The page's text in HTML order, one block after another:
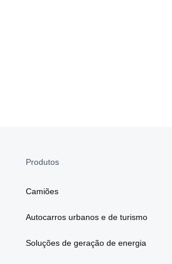
Produtos
Camiões
Autocarros urbanos e de turismo
Soluções de geração de energia